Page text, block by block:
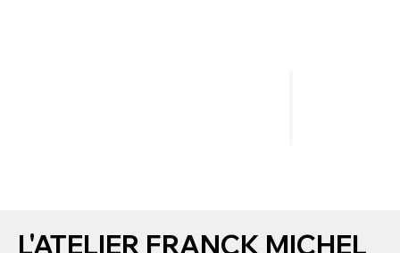
L'ATELIER FRANCK MICHEL